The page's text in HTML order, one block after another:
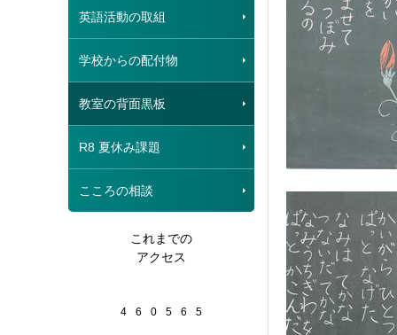
英語活動の取組
学校からの配付物
教室の背面黒板
R8 夏休み課題
こころの相談
これまでの
アクセス
4 6 0 5 6 5